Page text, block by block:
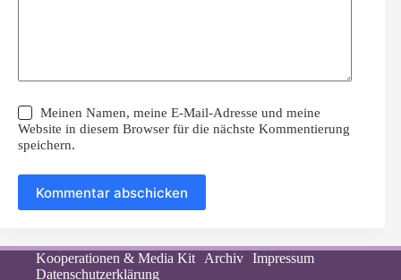
Meinen Namen, meine E-Mail-Adresse und meine
Website in diesem Browser für die nächste Kommentierung
speichern.
Kommentar abschicken
Kooperationen & Media Kit Archiv Impressum
Datenschutzerklärung